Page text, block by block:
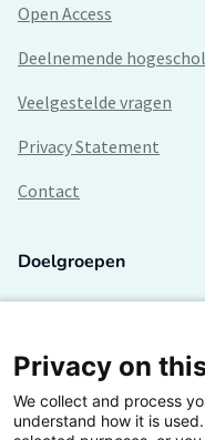
Open Access
Deelnemende
Veelgestelde vragen
Privacy Statement
Contact
Doelgroepen
Lectoren en
Bedrijven
Privacy on
We collect and process
understand how it is